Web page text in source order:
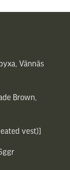
Vännäs
Brown,
vest)]